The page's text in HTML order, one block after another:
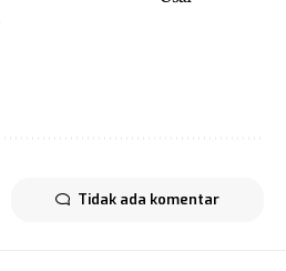
Tidak ada komentar